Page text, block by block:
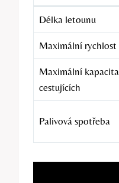
Délka letounu
Maximální rychlost
Maximální kapacita
cestujících
Palivová spotřeba